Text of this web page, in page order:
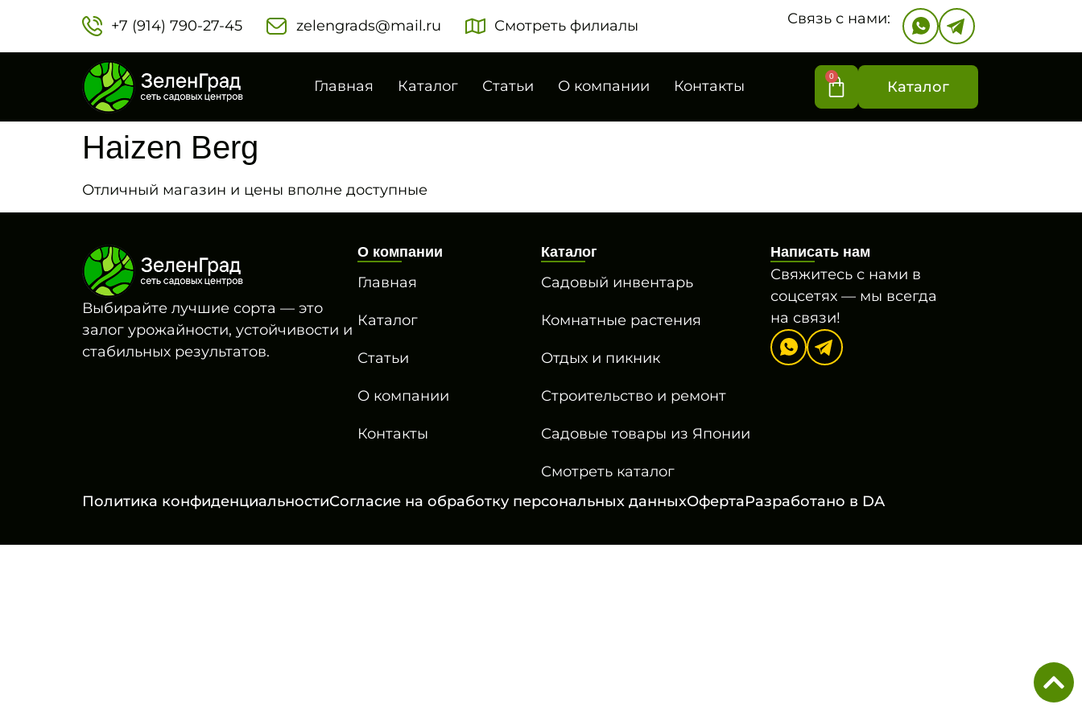
+7 (914) 790-27-45‬ zelengrads@mail.ru Смотреть филиалы Связь с нами:
Главная Каталог Статьи О компании Контакты
0
Каталог
Haizen Berg
Отличный магазин и цены вполне доступные
Выбирайте лучшие сорта — это
залог урожайности, устойчивости и
стабильных результатов.
О компании
Главная
Каталог
Статьи
О компании
Контакты
Каталог
Садовый инвентарь
Комнатные растения
Отдых и пикник
Строительство и ремонт
Садовые товары из Японии
Смотреть каталог
Написать нам
Свяжитесь с нами в
соцсетях — мы всегда
на связи!
Политика конфиденциальностиСогласие на обработку персональных данныхОфертаРазработано в DA